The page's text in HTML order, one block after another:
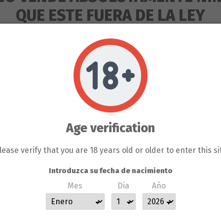
Descripción
Detalles del producto
Age verification
verify that you are 18 years old or older to enter this
Introduzca su fecha de nacimiento
Mes Dia Año
QUE ESTE FUERA DE LA LEY
QUE SE VENDEN EN
PARA LA HORTICULTURA
DEL PROPIO BANCO DE
EL COLECCIONISMO, NO SE
CLIENTE DE LLAMAS GROW
SERÁ BAJO SU RESPONSABILIDAD
SE HACE RESPONSABLE DE